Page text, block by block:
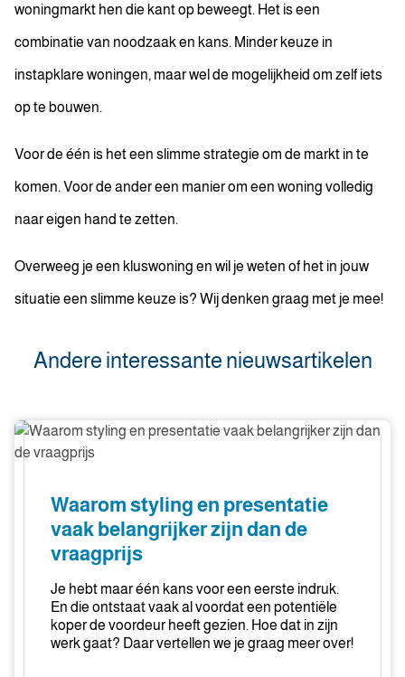
woningmarkt hen die kant op beweegt. Het is een
combinatie van noodzaak en kans. Minder keuze in
instapklare woningen, maar wel de mogelijkheid om zelf iets
op te bouwen.
Voor de één is het een slimme strategie om de markt in te
komen. Voor de ander een manier om een woning volledig
naar eigen hand te zetten.
Overweeg je een kluswoning en wil je weten of het in jouw
situatie een slimme keuze is? Wij denken graag met je mee!
Andere interessante nieuwsartikelen
Waarom
styling
presentatie
belangrijker
vraagprijs
Waarom styling en presentatie
vaak belangrijker zijn dan de
vraagprijs
Je hebt maar één kans voor een eerste indruk.
En die ontstaat vaak al voordat een potentiële
koper de voordeur heeft gezien. Hoe dat in zijn
werk gaat? Daar vertellen we je graag meer over!